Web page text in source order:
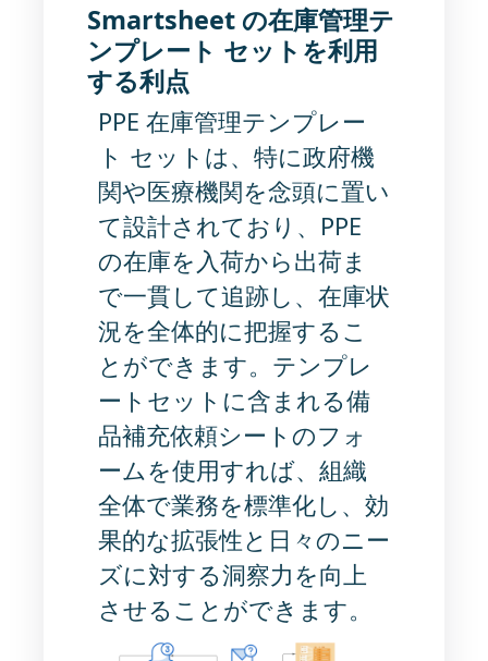
Smartsheet の在庫管理テ
ンプレート セットを利用
する利点
PPE 在庫管理テンプレー
ト セットは、特に政府機
関や医療機関を念頭に置い
て設計されており、PPE
の在庫を入荷から出荷ま
で一貫して追跡し、在庫状
況を全体的に把握するこ
とができます。テンプレ
ートセットに含まれる備
品補充依頼シートのフォ
ームを使用すれば、組織
全体で業務を標準化し、効
果的な拡張性と日々のニー
ズに対する洞察力を向上
させることができます。